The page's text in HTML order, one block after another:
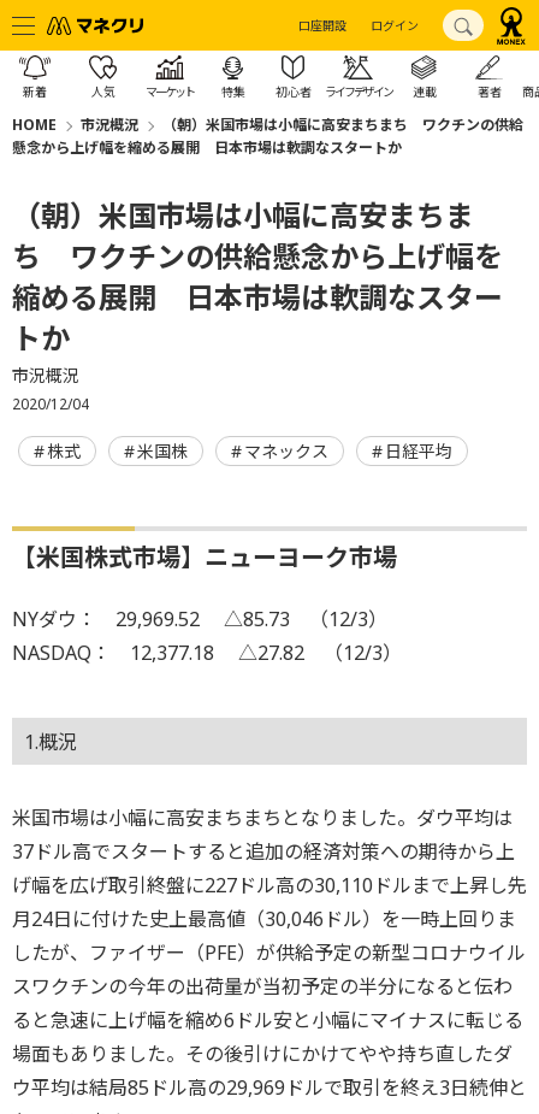
口座開設 ログイン
新着 人気 マーケット 特集 初心者 ライフデザイン 連載 著者 商
HOME 市況概況
（朝）米国市場は小幅に高安まちまち ワクチンの供給
懸念から上げ幅を縮める展開 日本市場は軟調なスタートか
（朝）米国市場は小幅に高安まちま
ち ワクチンの供給懸念から上げ幅を
縮める展開 日本市場は軟調なスター
トか
市況概況
2020/12/04
株式 米国株 マネックス 日経平均
【米国株式市場】ニューヨーク市場
NYダウ： 29,969.52 △85.73 （12/3）
NASDAQ： 12,377.18 △27.82 （12/3）
1.概況
米国市場は小幅に高安まちまちとなりました。ダウ平均は
37ドル高でスタートすると追加の経済対策への期待から上
げ幅を広げ取引終盤に227ドル高の30,110ドルまで上昇し先
月24日に付けた史上最高値（30,046ドル）を一時上回りま
したが、ファイザー（PFE）が供給予定の新型コロナウイル
スワクチンの今年の出荷量が当初予定の半分になると伝わ
ると急速に上げ幅を縮め6ドル安と小幅にマイナスに転じる
場面もありました。その後引けにかけてやや持ち直したダ
ウ平均は結局85ドル高の29,969ドルで取引を終え3日続伸と